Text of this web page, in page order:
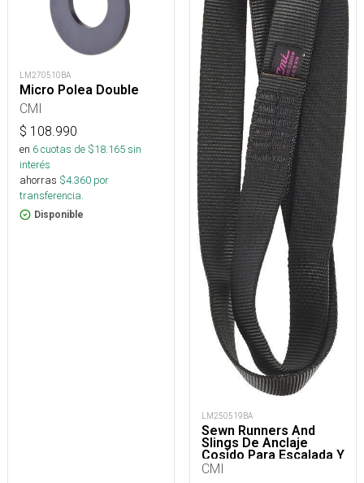
LM270510BA
Micro Polea Double
CMI
$ 108.990
en 6cuotas de $18.165sin
interés
ahorras $4.360 por
transferencia.
Disponible
LM250519BA
Sewn Runners And
Slings De Anclaje
Cosido Para Escalada Y
Rescate
CMI